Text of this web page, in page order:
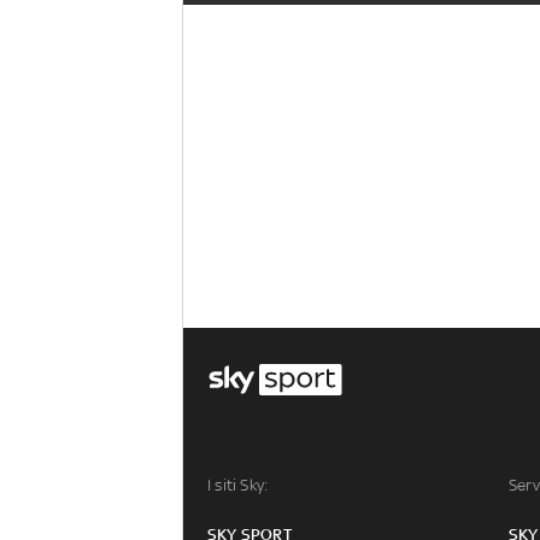
I siti Sky:
SKY SPORT